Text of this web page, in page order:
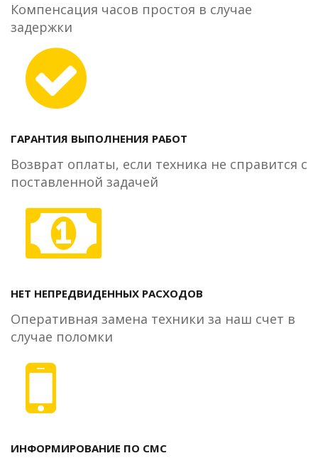
Компенсация часов простоя в случае
задержки
ГАРАНТИЯ ВЫПОЛНЕНИЯ РАБОТ
Возврат оплаты, если техника не справится с
поставленной задачей
НЕТ НЕПРЕДВИДЕННЫХ РАСХОДОВ
Оперативная замена техники за наш счет в
случае поломки
ИНФОРМИРОВАНИЕ ПО СМС